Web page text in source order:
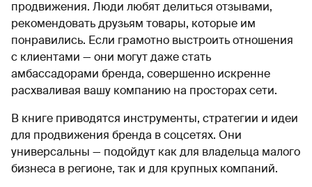
продвижения. Люди любят делиться отзывами,
рекомендовать друзьям товары, которые им
понравились. Если грамотно выстроить отношения
с клиентами — они могут даже стать
амбассадорами бренда, совершенно искренне
расхваливая вашу компанию на просторах сети.
В книге приводятся инструменты, стратегии и идеи
для продвижения бренда в соцсетях. Они
универсальны — подойдут как для владельца малого
бизнеса в регионе, так и для крупных компаний.